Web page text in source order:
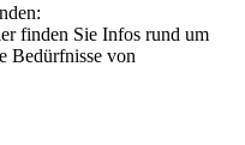
finden Sie Infos rund um
Bedürfnisse von